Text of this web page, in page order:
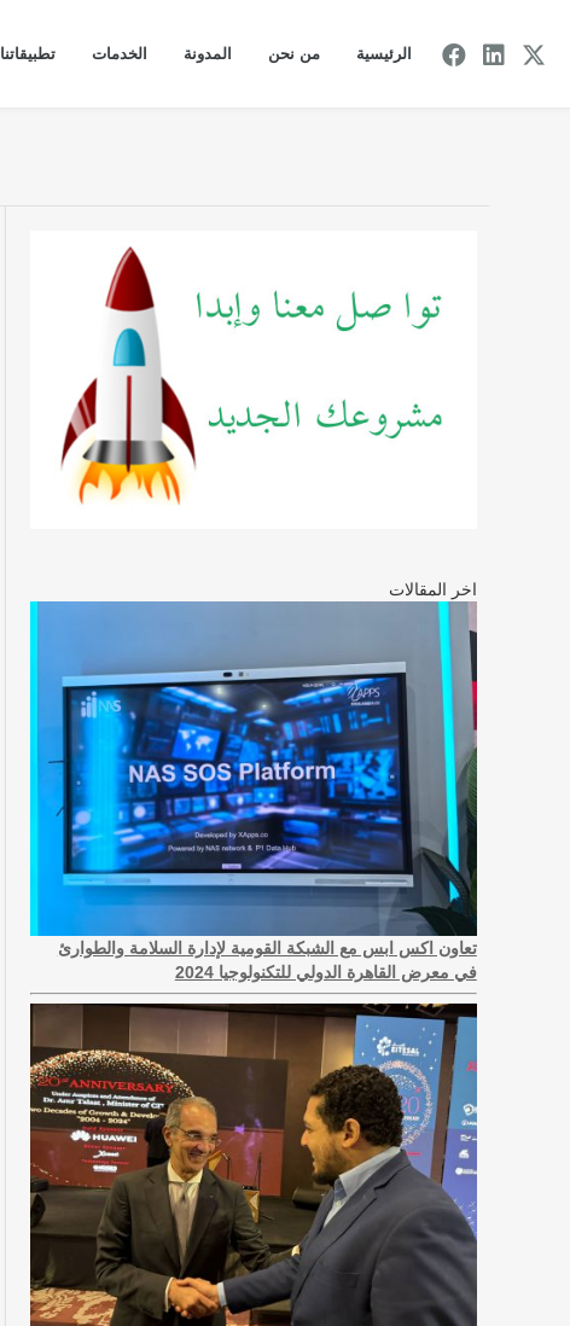
الرئيسية من نحن المدونة الخدمات تطبيقاتنا
اخر المقالات
تعاون اكس ابس مع الشبكة القومية لإدارة السلامة والطوارئ
في معرض القاهرة الدولي للتكنولوجيا 2024